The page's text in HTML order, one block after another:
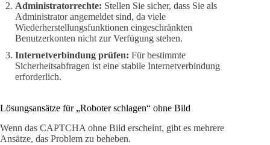
Administratorrechte: Stellen Sie sicher, dass Sie als
Administrator angemeldet sind, da viele
Wiederherstellungsfunktionen eingeschränkten
Benutzerkonten nicht zur Verfügung stehen.
Internetverbindung prüfen: Für bestimmte
Sicherheitsabfragen ist eine stabile Internetverbindung
erforderlich.
Lösungsansätze für „Roboter schlagen“ ohne Bild
Wenn das CAPTCHA ohne Bild erscheint, gibt es mehrere
Ansätze, das Problem zu beheben.